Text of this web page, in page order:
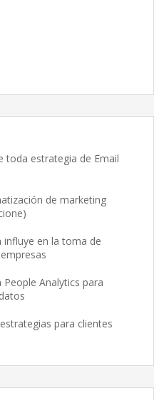
toda estrategia de Email
de marketing
en la toma de
Analytics para
para clientes